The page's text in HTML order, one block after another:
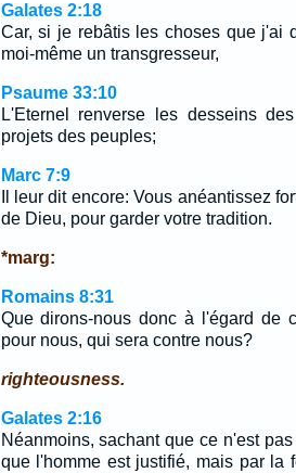
Galates 2:18
Car, si je rebâtis les choses que j'ai
moi-même un transgresseur,
Psaume 33:10
L'Eternel renverse les desseins
projets des peuples;
Marc 7:9
Il leur dit encore: Vous anéantissez
de Dieu, pour garder votre tradition.
*marg:
Romains 8:31
Que dirons-nous donc à l'égard de
pour nous, qui sera contre nous?
righteousness.
Galates 2:16
Néanmoins, sachant que ce n'est
que l'homme est justifié, mais par la